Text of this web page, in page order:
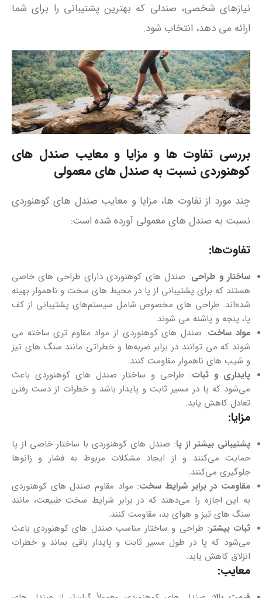
نیازهای شخصی، صندلی که بهترین پشتیبانی را برای شما
ارائه می‌ دهد، انتخاب شود.
بررسی تفاوت‌ ها و مزایا و معایب صندل‌ های
کوهنوردی نسبت به صندل‌ های معمولی
چند مورد از تفاوت‌ ها، مزایا و معایب صندل‌ های کوهنوردی
نسبت به صندل‌ های معمولی آورده شده است:
تفاوت‌ها:
ساختار و طراحی: صندل‌ های کوهنوردی دارای طراحی‌ های خاصی
هستند که برای پشتیبانی از پا در محیط‌ های سخت و ناهموار بهینه
شده‌اند. طراحی‌ های مخصوص شامل سیستم‌های پشتیبانی از کف
پا، پنجه و پاشنه می‌ شوند.
مواد ساخت: صندل‌ های کوهنوردی از مواد مقاوم تری ساخته می‌
شوند که می‌ توانند در برابر ضربه‌ها و خطراتی مانند سنگ‌ های تیز
و شیب‌ های ناهموار مقاومت کنند.
پایداری و ثبات: طراحی و ساختار صندل‌ های کوهنوردی باعث
می‌شود که پا در مسیر ثابت و پایدار باشد و خطرات از دست رفتن
تعادل کاهش یابد.
مزایا:
پشتیبانی بیشتر از پا: صندل‌ های کوهنوردی با ساختار خاصی از پا
حمایت می‌کنند و از ایجاد مشکلات مربوط به فشار و زانوها
جلوگیری می‌کنند.
مقاومت در برابر شرایط سخت: مواد مقاوم صندل‌ های کوهنوردی
به این اجازه را می‌دهند که در برابر شرایط سخت طبیعت، مانند
سنگ‌ های تیز و هوای بد، مقاومت کنند.
ثبات بیشتر: طراحی و ساختار مناسب صندل‌ های کوهنوردی باعث
می‌شود که پا در طول مسیر ثابت و پایدار باقی بماند و خطرات
انزلاق کاهش یابد.
معایب: